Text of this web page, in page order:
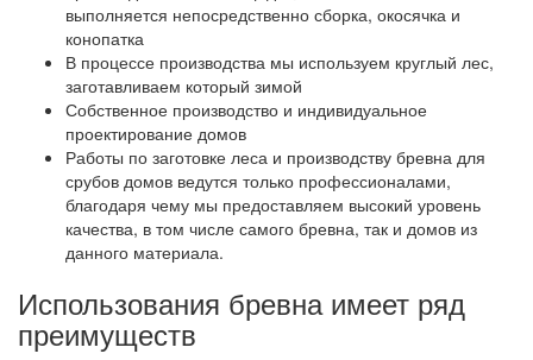
выполняется непосредственно сборка, окосячка и
конопатка
В процессе производства мы используем круглый лес,
заготавливаем который зимой
Собственное производство и индивидуальное
проектирование домов
Работы по заготовке леса и производству бревна для
срубов домов ведутся только профессионалами,
благодаря чему мы предоставляем высокий уровень
качества, в том числе самого бревна, так и домов из
данного материала.
Использования бревна имеет ряд
преимуществ